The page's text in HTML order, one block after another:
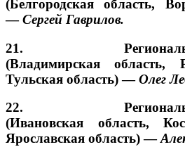
(Белгородская область,
—Сергей Гаврилов.
21.
(Владимирская область,
Тульская область) —Олег
22.
(Ивановская область,
Ярославская область) —